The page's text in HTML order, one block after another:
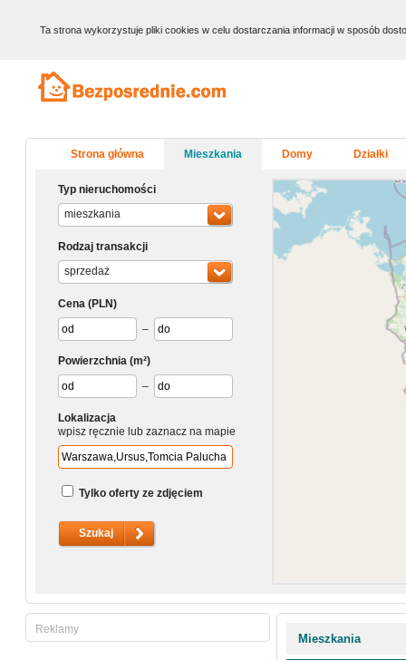
Ta strona wykorzystuje pliki cookies w celu dostarczania informacji w sposób
Strona główna Mieszkania Domy Działki
Typ nieruchomości
mieszkania
Rodzaj transakcji
sprzedaż
Cena (PLN)
–
Powierzchnia (m²)
–
Lokalizacja
wpisz ręcznie lub zaznacz na mapie
Tylko oferty ze zdjęciem
Mieszkania
Reklamy